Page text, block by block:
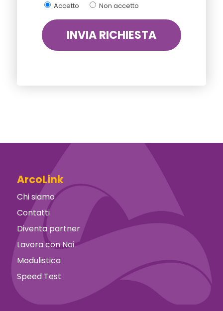
Accetto Non accetto
ArcoLink
Chi siamo
Contatti
Diventa partner
Lavora con Noi
Modulistica
Speed Test